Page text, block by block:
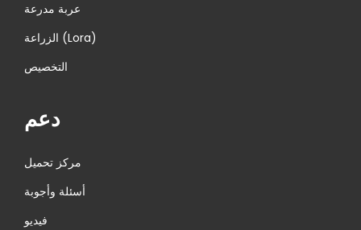
عربة مدرعة
الزراعة (Lora)
التخصيص
دعم
مركز تحميل
أسئلة وأجوبة
فيديو